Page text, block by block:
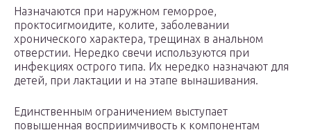
Назначаются при наружном геморрое,
проктосигмоидите, колите, заболевании
хронического характера, трещинах в анальном
отверстии. Нередко свечи используются при
инфекциях острого типа. Их нередко назначают для
детей, при лактации и на этапе вынашивания.
Единственным ограничением выступает
повышенная восприимчивость к компонентам